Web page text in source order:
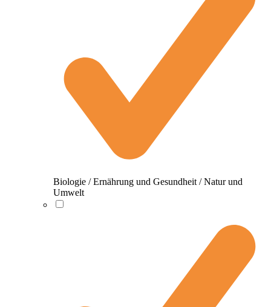
Biologie / Ernährung und Gesundheit / Natur und
Umwelt